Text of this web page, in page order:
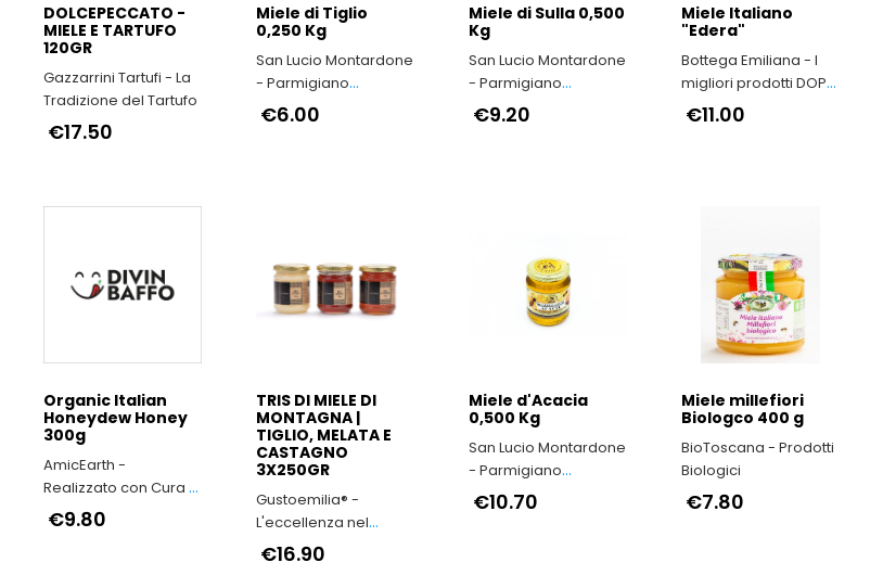
DOLCEPECCATO -
MIELE E TARTUFO
120GR
Gazzarrini Tartufi - La
Tradizione del Tartufo
€17.50
Miele di Tiglio
0,250 Kg
San Lucio Montardone
- Parmigiano
Reggiano di
Montagna
€6.00
Miele di Sulla 0,500
Kg
San Lucio Montardone
- Parmigiano
Reggiano di
Montagna
€9.20
Miele Italiano
"Edera"
Bottega Emiliana - I
migliori prodotti DOP
e IGP dell'Emilia-
Romagna
€11.00
Organic Italian
Honeydew Honey
300g
AmicEarth -
Realizzato con Cura e
Responsabilità
€9.80
TRIS DI MIELE DI
MONTAGNA |
TIGLIO, MELATA E
CASTAGNO
3X250GR
Gustoemilia® -
L'eccellenza nel
cuore dell'Appennino
€16.90
Miele d'Acacia
0,500 Kg
San Lucio Montardone
- Parmigiano
Reggiano di
€10.70
Miele millefiori
Biologco 400 g
BioToscana - Prodotti
Biologici
€7.80